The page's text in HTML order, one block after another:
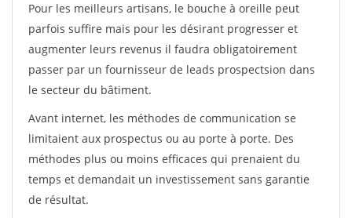
Pour les meilleurs artisans, le bouche à oreille peut
parfois suffire mais pour les désirant progresser et
augmenter leurs revenus il faudra obligatoirement
passer par un fournisseur de leads prospectsion dans
le secteur du bâtiment.
Avant internet, les méthodes de communication se
limitaient aux prospectus ou au porte à porte. Des
méthodes plus ou moins efficaces qui prenaient du
temps et demandait un investissement sans garantie
de résultat.